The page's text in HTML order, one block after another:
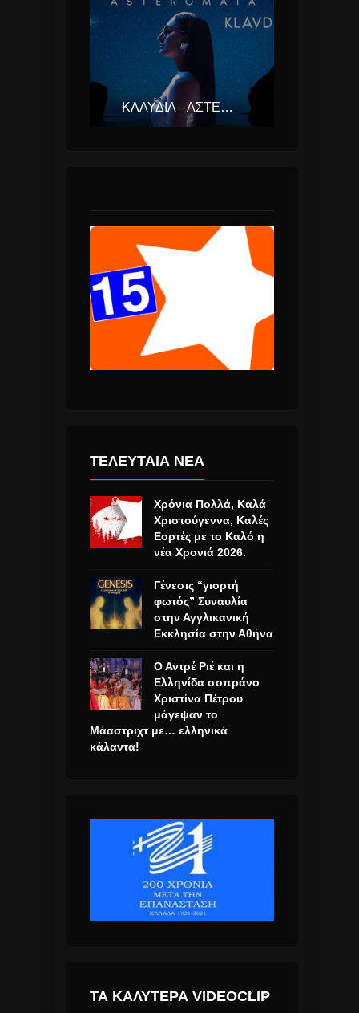
ΚΛΑΥΔΊΑ – ΑΣΤΕΡΟΜΆΤΑ (EUROVISION ΕΛΛΆΔΑ 2025)
ΤΕΛΕΥΤΑΙΑ ΝΕΑ
Χρόνια Πολλά, Καλά
Χριστούγεννα, Καλές
Εορτές με το Καλό η
νέα Χρονιά 2026.
Γένεσις “γιορτή
φωτός” Συναυλία
στην Αγγλικανική
Εκκλησία στην Αθήνα
Ο Αντρέ Ριέ και η
Ελληνίδα σοπράνο
Χριστίνα Πέτρου
μάγεψαν το
Μάαστριχτ με… ελληνικά
κάλαντα!
ΤΑ ΚΑΛΎΤΕΡΑ VIDEOCLIP